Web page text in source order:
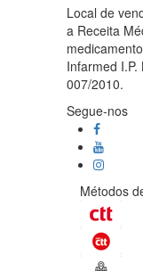
Local de
a Receita
Infarmed
007/2010.
Segue-nos
Métodos